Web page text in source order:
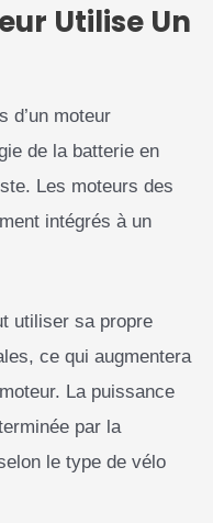
Utilise Un
d’un moteur
de la batterie en
Les moteurs des
intégrés à un
utiliser sa propre
ce qui augmentera
La puissance
par la
le type de vélo